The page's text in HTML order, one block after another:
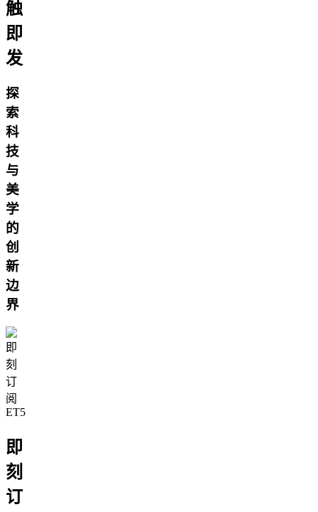
触
即
发
探
索
科
技
与
美
学
的
创
新
边
界
即
刻
订